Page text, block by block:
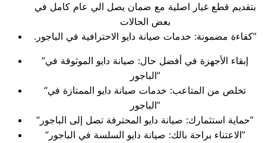
بتقديم قطع غيار اصلية مع ضمان يصل الي عام كامل في
بعض الحالات
.كفاءة مضمونة: خدمات صيانة دايو الاحترافية في الباجور”
“إبقاء الأجهزة في أفضل حال: صيانة دايو الموثوقة في
الباجور”
“تخلص من المتاعب: خدمات صيانة دايو الممتازة في
الباجور”
“حماية استثمارك: صيانة دايو المحترفة تصل إلى الباجور”
“الاعتناء براحة بالك: صيانة دايو السلسة في الباجور”